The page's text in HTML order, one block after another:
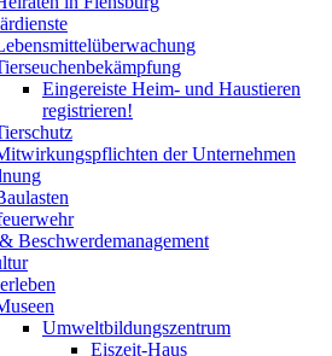
Eingereiste Heim- und Haustieren
registrieren!
der Unternehmen
Beschwerdemanagement
Umweltbildungszentrum
Eiszeit-Haus